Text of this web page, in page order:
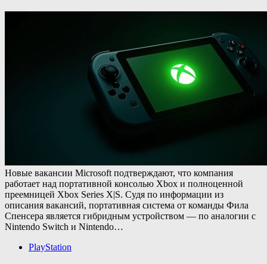
Новые вакансии Microsoft подтверждают, что компания
работает над портативной консолью Xbox и полноценной
преемницей Xbox Series X|S. Судя по информации из
описания вакансий, портативная система от команды Фила
Спенсера является гибридным устройством — по аналогии с
Nintendo Switch и Nintendo…
PlayStation